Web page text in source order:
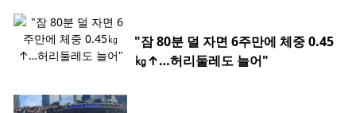
"잠 80분 덜 자면 6주만에 체중 0.45
㎏↑…허리둘레도 늘어"